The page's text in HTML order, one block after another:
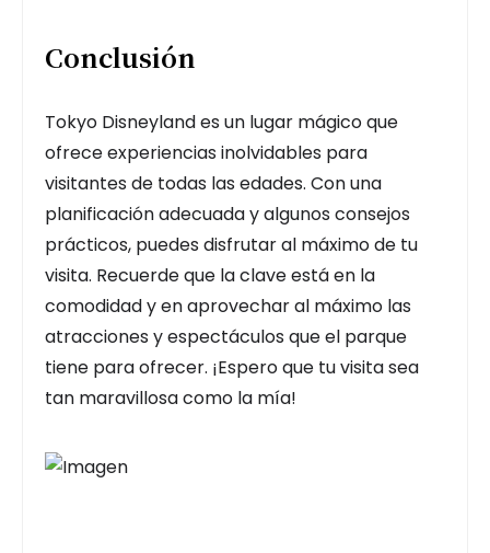
Conclusión
Tokyo Disneyland es un lugar mágico que
ofrece experiencias inolvidables para
visitantes de todas las edades. Con una
planificación adecuada y algunos consejos
prácticos, puedes disfrutar al máximo de tu
visita. Recuerde que la clave está en la
comodidad y en aprovechar al máximo las
atracciones y espectáculos que el parque
tiene para ofrecer. ¡Espero que tu visita sea
tan maravillosa como la mía!